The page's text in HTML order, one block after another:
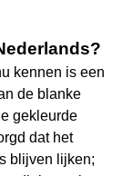
kennen is een
de blanke
gekleurde
dat het
blijven lijken;